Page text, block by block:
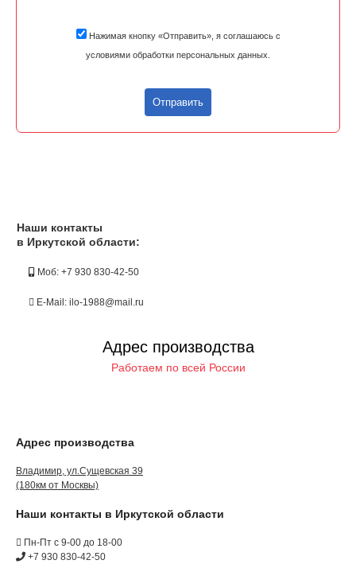
Нажимая кнопку «Отправить», я соглашаюсь с
условиями обработки персональных данных.
Отправить
Наши контакты
в Иркутской области:
Моб: +7 930 830-42-50
E-Mail: ilo-1988@mail.ru
Адрес производства
Работаем по всей России
Адрес производства
Владимир, ул.Сущевская 39
(180км от Москвы)
Наши контакты в Иркутской области
Пн-Пт с 9-00 до 18-00
+7 930 830-42-50